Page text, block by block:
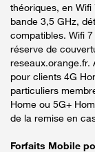
théoriques, en
bande 3,5 GHz,
compatibles. Wifi
réserve de
reseaux.orange.fr.
pour clients 4G
particuliers
Home ou 5G+
de la remise en
Forfaits Mobile